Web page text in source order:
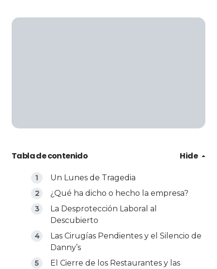
Tabla de contenido Hide
Un Lunes de Tragedia
¿Qué ha dicho o hecho la empresa?
La Desprotección Laboral al
Descubierto
Las Cirugías Pendientes y el Silencio de
Danny’s
El Cierre de los Restaurantes y las